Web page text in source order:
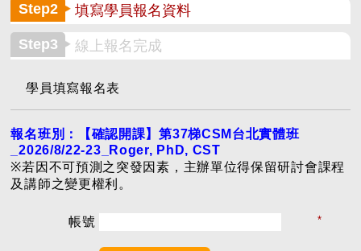
Step2 填寫學員報名資料
Step3 線上報名完成
學員填寫報名表
報名班別：【確認開課】第37梯CSM台北實體班
_2026/8/22-23_Roger, PhD, CST
※若因不可預測之突發因素，主辦單位得保留研討會課程
及講師之變更權利。
帳號 *